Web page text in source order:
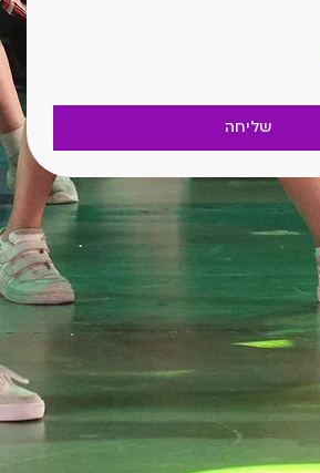
שליחה